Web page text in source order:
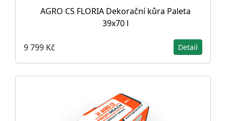
AGRO CS FLORIA Dekorační kůra Paleta
39x70 l
9 799 Kč Detail